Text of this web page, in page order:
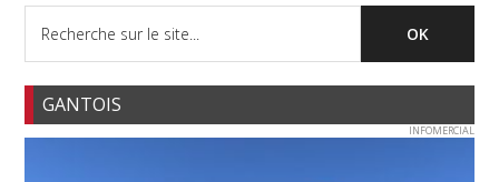
GANTOIS
INFOMERCIAL